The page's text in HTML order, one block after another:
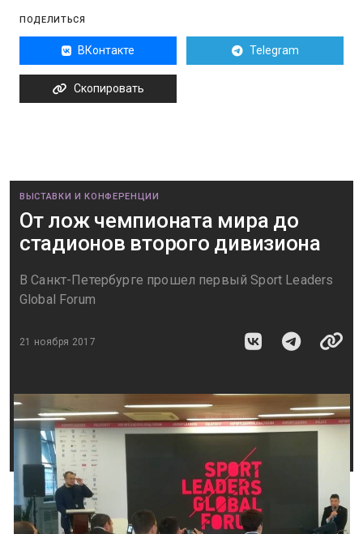
ПОДЕЛИТЬСЯ
ВКонтакте Telegram
Скопировать
ВЫСТАВКИ И КОНФЕРЕНЦИИ
От лож чемпионата мира до
стадионов второго дивизиона
В Санкт-Петербурге прошел первый Sport Leaders
Global Forum
21 ноября 2017